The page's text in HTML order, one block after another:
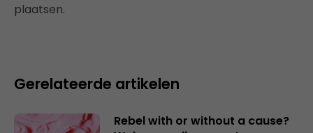
plaatsen.
Gerelateerde artikelen
Rebel with or without a cause?